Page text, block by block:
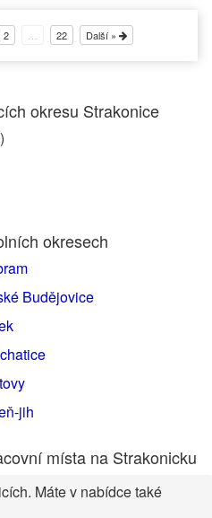
2 22 Další »
okresu Strakonice
okresech
Budějovice
jih
místa na Strakonicku
Máte v nabídce také